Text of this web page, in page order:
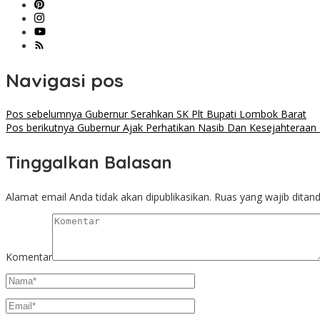
Navigasi pos
Pos sebelumnya Gubernur Serahkan SK Plt Bupati Lombok Barat
Pos berikutnya Gubernur Ajak Perhatikan Nasib Dan Kesejahteraan
Tinggalkan Balasan
Alamat email Anda tidak akan dipublikasikan. Ruas yang wajib
Komentar